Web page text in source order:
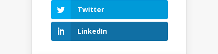
Twitter
LinkedIn